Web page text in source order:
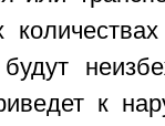
к